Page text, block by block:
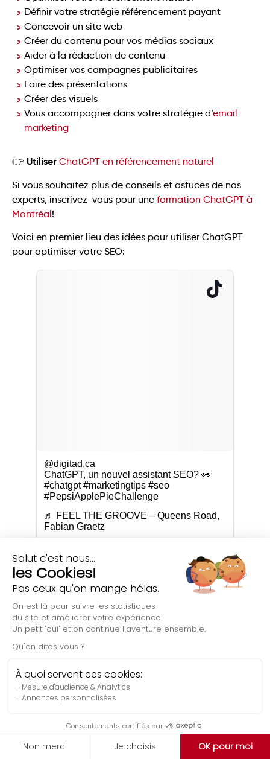
Évaluation gratuite
Définir votre stratégie référencement payant
Concevoir un site web
Créer du contenu pour vos médias sociaux
Aider à la rédaction de contenu
Optimiser vos campagnes publicitaires
Faire des présentations
Créer des visuels
Vous accompagner dans votre stratégie d’email
marketing
👉 Utiliser ChatGPT en référencement naturel
Si vous souhaitez plus de conseils et astuces de nos
experts, inscrivez-vous pour une formation ChatGPT à
Montréal!
Voici en premier lieu des idées pour utiliser ChatGPT
pour optimiser votre SEO:
@digitad.ca
ChatGPT, un nouvel assistant SEO? 👀
#chatgpt #marketingtips #seo
#PepsiApplePieChallenge
♬ FEEL THE GROOVE – Queens Road,
Fabian Graetz
1) Rédiger des méta-titres
Trouvez un titre optimisé
pour un article de blogue ou
une page web avec le Chatbot. Il s’y connait en
méta en SEO.
Précisez:
Le nombre de caractères (entre 55 et 65)
Le mot clé sur lequel vous souhaitez vous
positionner
Exemple de prompt marketing: